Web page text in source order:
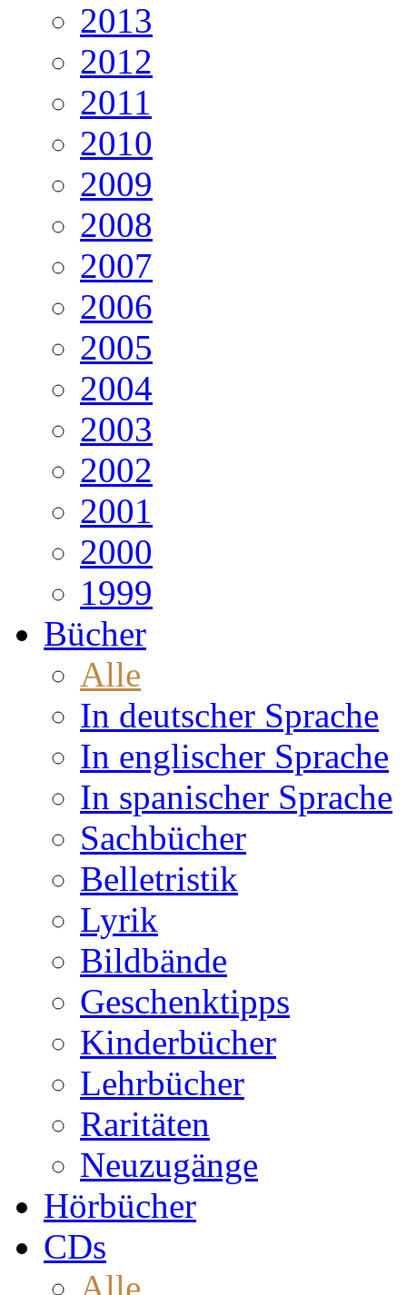
2013
2012
2011
2010
2009
2008
2007
2006
2005
2004
2003
2002
2001
2000
1999
Bücher
Alle
In deutscher Sprache
In englischer Sprache
In spanischer Sprache
Sachbücher
Belletristik
Lyrik
Bildbände
Geschenktipps
Kinderbücher
Lehrbücher
Raritäten
Neuzugänge
Hörbücher
CDs